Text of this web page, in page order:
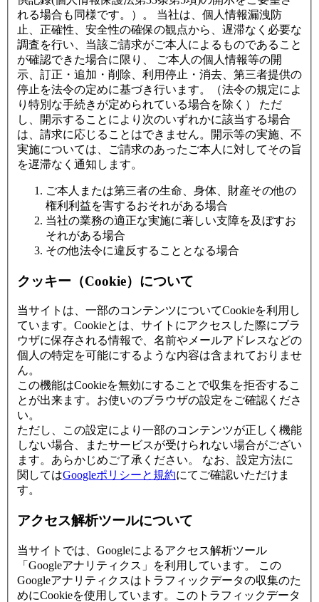
れる場合も同様です。）。 当社は、個人情報漏洩防
止、正確性、安全性の確保の観点から、遅滞なく必要な
調査を行い、当該ご請求がご本人によるものであること
が確認できた場合に限り、 ご本人の個人情報等の開
示、訂正・追加・削除、利用停止・消去、第三者提供の
停止を法令の定めに基づき行います。（法令の規定によ
り特別な手続きが定められている場合を除く） ただ
し、開示することにより次のいずれかに該当する場合
は、請求に応じることはできません。開示等の実施、不
実施については、ご請求のあったご本人に対してその旨
を遅滞なく通知します。
ご本人または第三者の生命、身体、財産その他の
権利利益を害するおそれがある場合
当社の業務の適正な実施に著しい支障を及ぼすお
それがある場合
その他法令に違反することとなる場合
クッキー（Cookie）について
当サイトは、一部のコンテンツについてCookieを利用し
ています。Cookieとは、サイトにアクセスした際にブラ
ウザに保存される情報で、名前やメールアドレスなどの
個人の特定を可能にするような内容は含まれておりませ
ん。
この機能はCookieを無効にすることで収集を拒否するこ
とが出来ます。お使いのブラウザの設定をご確認くださ
い。
ただし、この設定により一部のコンテンツが正しく機能
しない場合、またサービスが受けられない場合がござい
ます。あらかじめご了承ください。 なお、設定方法に
関してはGoogleポリシーと規約にてご確認いただけま
す。
アクセス解析ツールについて
当サイトでは、Googleによるアクセス解析ツール
「Googleアナリティクス」を利用しています。 この
Googleアナリティクスはトラフィックデータの収集のた
めにCookieを使用しています。このトラフィックデータ